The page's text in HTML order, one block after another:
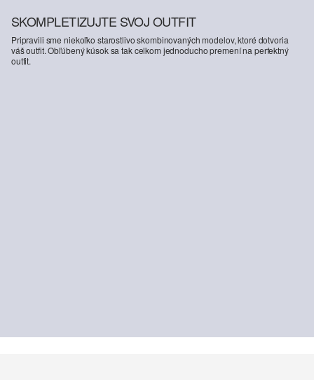
SKOMPLETIZUJTE SVOJ OUTFIT
Pripravili sme niekoľko starostlivo skombinovaných modelov, ktoré dotvoria
váš outfit. Obľúbený kúsok sa tak celkom jednoducho premení na perfektný
outfit.